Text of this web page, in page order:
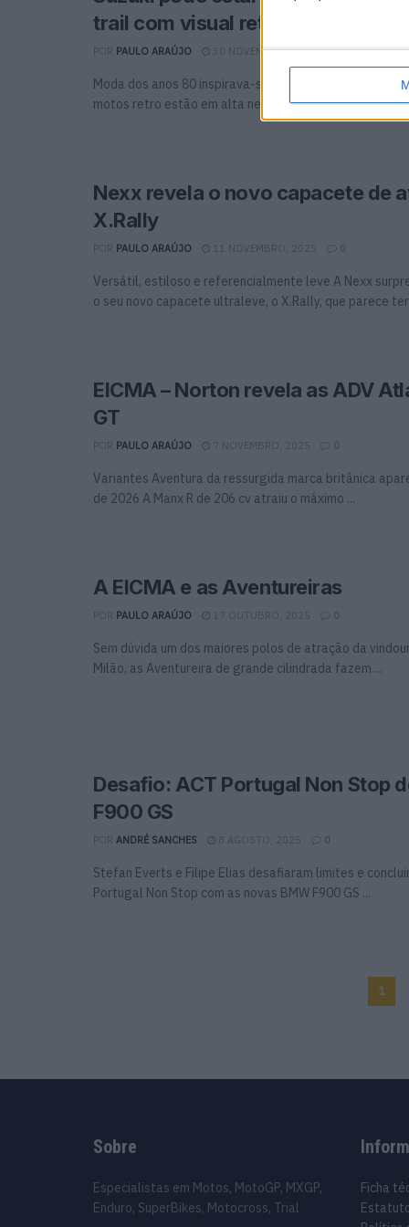
trail com visual retro
PAULO ARAÚJO 30 NOVEMBRO, 2025 0
Moda dos anos 80 inspirava-se nas motos do Dakar e
motos retro estão em alta neste ...
Nexx revela o novo capacete de
X.Rally
PAULO ARAÚJO 11 NOVEMBRO, 2025 0
Versátil, estiloso e referencialmente leve A Nexx
o seu novo capacete ultraleve, o X.Rally, que parece ter
EICMA – Norton revela as ADV
GT
PAULO ARAÚJO 7 NOVEMBRO, 2025 0
Variantes Aventura da ressurgida marca britânica
de 2026 A Manx R de 206 cv atraiu o máximo ...
A EICMA e as Aventureiras
PAULO ARAÚJO 17 OUTUBRO, 2025 0
Sem dúvida um dos maiores polos de atração da
Milão, as Aventureira de grande cilindrada fazem ...
Desafio: ACT Portugal Non Stop
F900 GS
ANDRÉ SANCHES 8 AGOSTO, 2025 0
Stefan Everts e Filipe Elias desafiaram limites e
Portugal Non Stop com as novas BMW F900 GS ...
1
Sobre
Especialistas em Motos, MotoGP, MXGP,
Enduro, SuperBikes, Motocross, Trial
Ficha